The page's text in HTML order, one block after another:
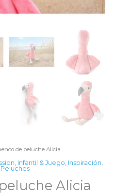
de peluche Alicia
, Infantil & Juego, Inspiración,
Peluches
Alicia